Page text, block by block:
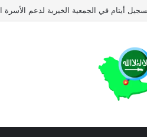
عن المساعدات الإغاثية الانروا